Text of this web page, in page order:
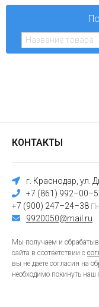
КОНТАКТЫ
г. Краснодар, ул.
+7 (861)
+7 (900) 247–24–38
9920050@mail.ru
Мы получаем и
сайта в соответствии с
вы не даете согласия на
необходимо покинуть наш